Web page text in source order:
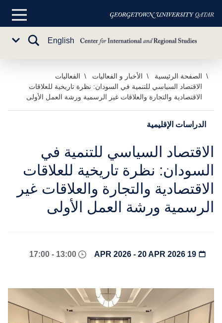
تخطي
المحتوى
الرئيسي
القائمة
English
تبديل
الصفحة الرئيسية الأخبار و الفعاليات
الفعاليات
الاقتصاد السياسي للتنمية في السودان: نظرة تاريخية للعلاقات
الاقتصادية والتجارة والعلاقات غير الرسمية ورشة العمل الأولى
الدراسات الإقليمية
الاقتصاد السياسي للتنمية في
السودان: نظرة تاريخية للعلاقات
الاقتصادية والتجارة والعلاقات غير
الرسمية ورشة العمل الأولى